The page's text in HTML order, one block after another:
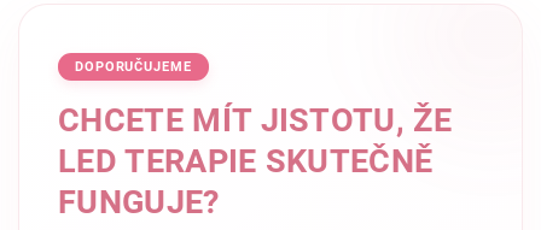
DOPORUČUJEME
CHCETE MÍT JISTOTU, ŽE
LED TERAPIE SKUTEČNĚ
FUNGUJE?